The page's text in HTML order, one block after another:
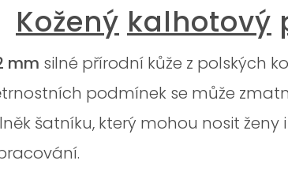
Kožený kalhotový
mm silné přírodní kůže z polských
podmínek se může
šatníku, který mohou nosit